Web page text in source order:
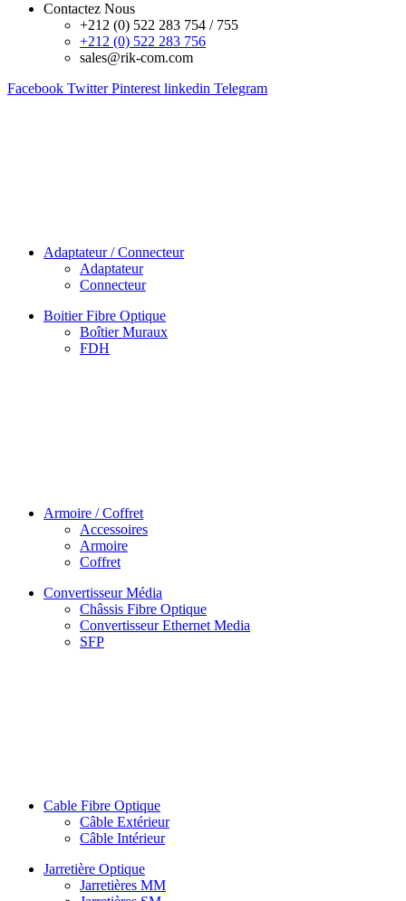
Contactez Nous
+212 (0) 522 283 754 / 755
+212 (0) 522 283 756
sales@rik-com.com
Facebook Twitter Pinterest linkedin Telegram
Adaptateur / Connecteur
Adaptateur
Connecteur
Boitier Fibre Optique
Boîtier Muraux
FDH
Armoire / Coffret
Accessoires
Armoire
Coffret
Convertisseur Média
Châssis Fibre Optique
Convertisseur Ethernet Media
SFP
Cable Fibre Optique
Câble Extérieur
Câble Intérieur
Jarretière Optique
Jarretières MM